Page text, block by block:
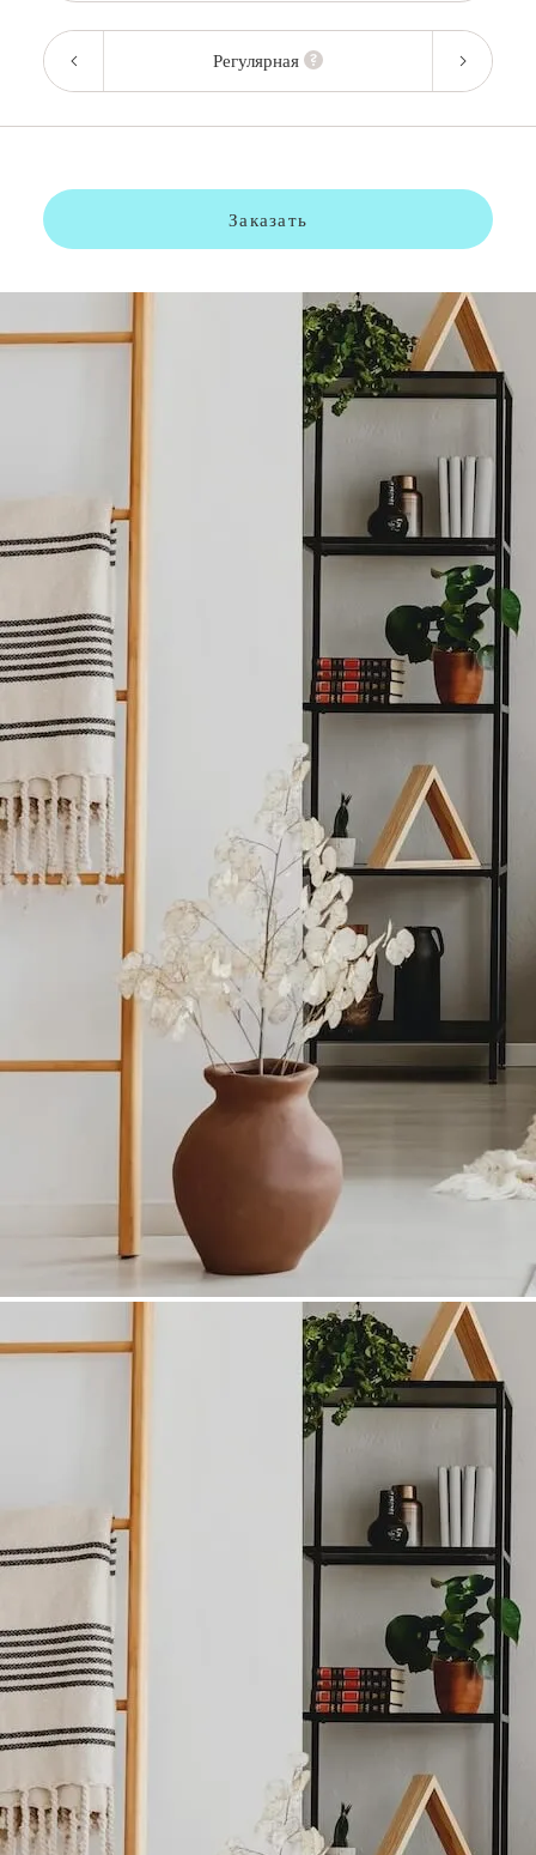
Регулярная
Заказать